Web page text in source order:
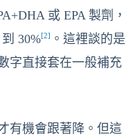
或 EPA 製劑，
30%[2]
。這裡談的是
字直接套在一般補充
有機會跟著降。但這